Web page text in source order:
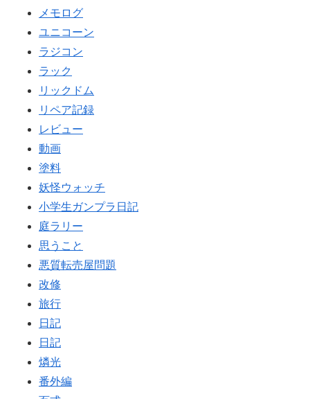
メモログ
ユニコーン
ラジコン
ラック
リックドム
リペア記録
レビュー
動画
塗料
妖怪ウォッチ
小学生ガンプラ日記
庭ラリー
思うこと
悪質転売屋問題
改修
旅行
日記
日記
燐光
番外編